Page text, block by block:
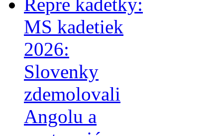
MS kadetiek
2026:
Slovenky
zdemolovali
Angolu a